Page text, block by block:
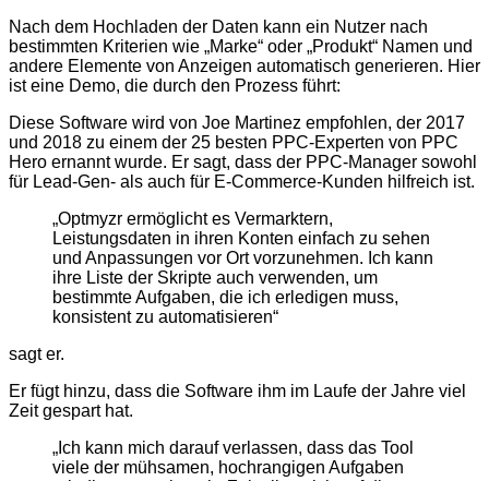
Nach dem Hochladen der Daten kann ein Nutzer nach
bestimmten Kriterien wie „Marke“ oder „Produkt“ Namen und
andere Elemente von Anzeigen automatisch generieren. Hier
ist eine Demo, die durch den Prozess führt:
Diese Software wird von Joe Martinez empfohlen, der 2017
und 2018 zu einem der 25 besten PPC-Experten von PPC
Hero ernannt wurde. Er sagt, dass der PPC-Manager sowohl
für Lead-Gen- als auch für E-Commerce-Kunden hilfreich ist.
„Optmyzr ermöglicht es Vermarktern,
Leistungsdaten in ihren Konten einfach zu sehen
und Anpassungen vor Ort vorzunehmen. Ich kann
ihre Liste der Skripte auch verwenden, um
bestimmte Aufgaben, die ich erledigen muss,
konsistent zu automatisieren“
sagt er.
Er fügt hinzu, dass die Software ihm im Laufe der Jahre viel
Zeit gespart hat.
„Ich kann mich darauf verlassen, dass das Tool
viele der mühsamen, hochrangigen Aufgaben